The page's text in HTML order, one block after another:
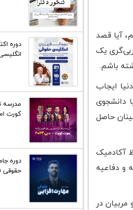
آیا قصد
یک
باشم.
ایجاب
دانشجوی
حاصل
آکادمیک
و دفاعیه
در
دوره
مدرسه
کورت
دوره
حقوقی (22